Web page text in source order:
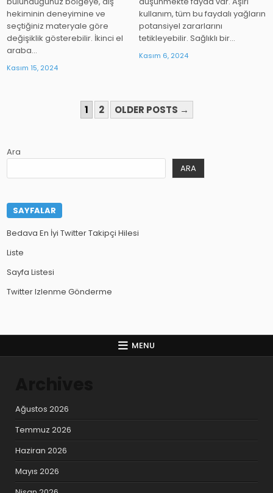
hekiminin deneyimine ve
seçtiğiniz materyale göre
değişiklik gösterebilir. İkinci el
araba…
Kasım 15, 2024
kullanım, tüm bu faydalı yağların
potansiyel zararlarını
tetikleyebilir. Sağlıklı bir…
Kasım 6, 2024
SAYFALAMASI
1 2 OLDER POSTS →
Ara
ARA
SAYFALAR
Bedava En İyi Twitter Takipçi Hilesi
Liste
Sayfa Listesi
Twitter Izlenme Gönderme
MENU
Ağustos 2026
Temmuz 2026
Haziran 2026
Mayıs 2026